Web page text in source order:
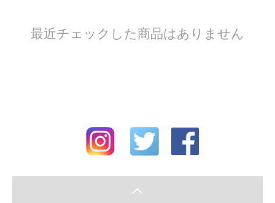
最近チェックした商品はありません